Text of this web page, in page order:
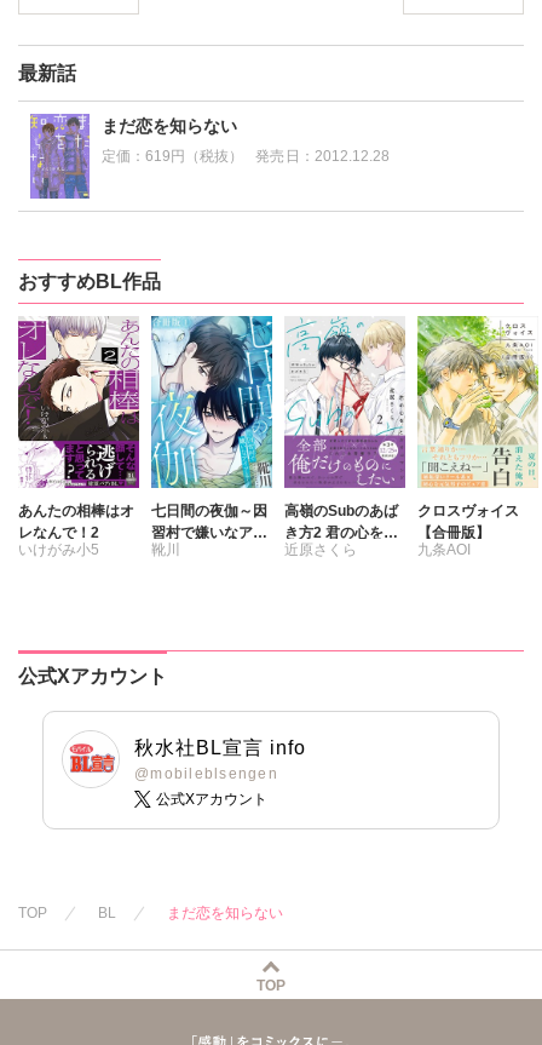
最新話
まだ恋を知らない
定価：619円（税抜） 発売日： 2012.12.28
おすすめBL作品
あんたの相棒はオ
レなんで！2
いけがみ小5
七日間の夜伽～因
習村で嫌いなアイ
ツと～【合冊版】
靴川
高嶺のSubのあば
き方2 君の心をと
かすコマンド
近原さくら
クロスヴォイス
【合冊版】
九条AOI
公式Xアカウント
秋水社BL宣言 info
@mobileblsengen
公式Xアカウント
TOP BL まだ恋を知らない
TOP